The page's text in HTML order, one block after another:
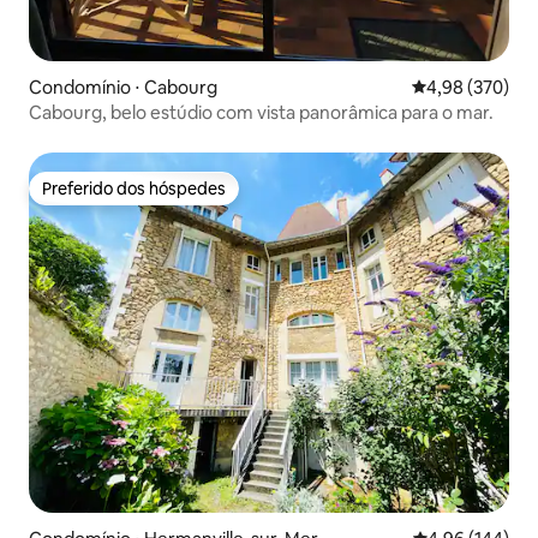
Condomínio ⋅ Cabourg 4,98 de uma
4,98 (370)
Cabourg, belo estúdio com vista panorâmica para o mar.
Preferido dos hóspedes
Preferido dos hóspedes